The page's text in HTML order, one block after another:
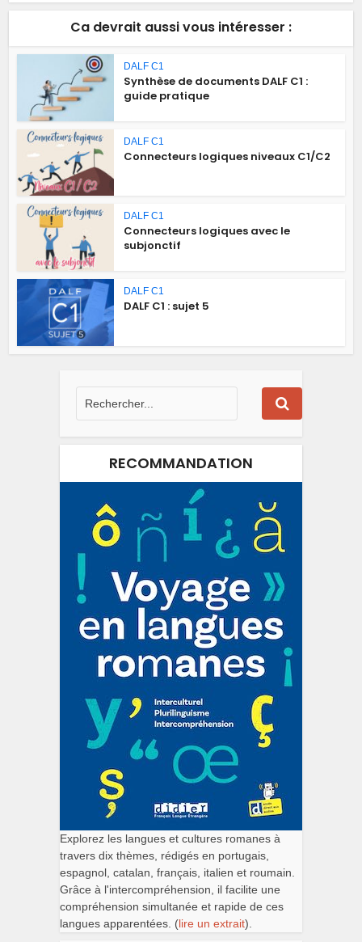
Ca devrait aussi vous intéresser :
DALF C1
Synthèse de documents DALF C1 :
guide pratique
DALF C1
Connecteurs logiques niveaux C1/C2
DALF C1
Connecteurs logiques avec le
subjonctif
DALF C1
DALF C1 : sujet 5
RECOMMANDATION
Explorez les langues et cultures romanes à
travers dix thèmes, rédigés en portugais,
espagnol, catalan, français, italien et roumain.
Grâce à l'intercompréhension, il facilite une
compréhension simultanée et rapide de ces
langues apparentées. (lire un extrait).